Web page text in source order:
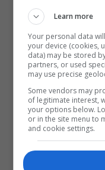
Liberalizimi I Vizave
Learn more
Your personal data
your device (cookies,
data) may be stored
partners, or used
may use precise
Some vendors may
of legitimate interest,
your options below.
or in the site menu to
and cookie settings.